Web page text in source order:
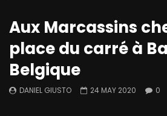
Aux Marcassins
place du carré à
Belgique
DANIEL GIUSTO 24 MAY 2020 0